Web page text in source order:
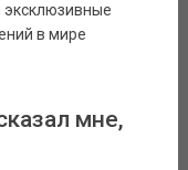
эксклюзивные
в мире
мне,